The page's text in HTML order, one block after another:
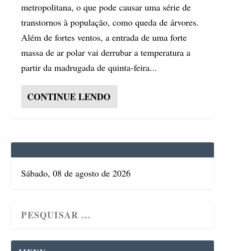
metropolitana, o que pode causar uma série de
transtornos à população, como queda de árvores.
Além de fortes ventos, a entrada de uma forte
massa de ar polar vai derrubar a temperatura a
partir da madrugada de quinta-feira...
CONTINUE LENDO
Sábado, 08 de agosto de 2026